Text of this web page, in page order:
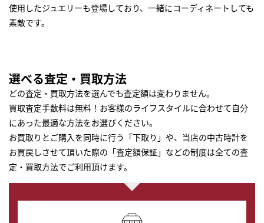
使用したジュエリーも登場しており、一緒にコーディネートしても
素敵です。
選べる査定・買取方法
どの査定・買取方法を選んでも査定額は変わりません。
買取査定手数料は無料！お客様のライフスタイルに合わせて自分
にあった最適な方法をお選びください。
お買取りとご購入を同時に行う「下取り」や、当店の中古時計を
お買戻しさせて頂いた際の「査定額保証」などの制度は全ての査
定・買取方法でご利用頂けます。